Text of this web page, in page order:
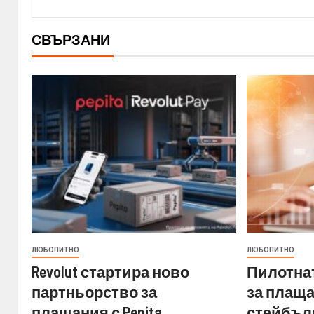
СВЪРЗАНИ
ЛЮБОПИТНО
Revolut стартира ново
партньорство за
ЛЮБОПИТНО
за